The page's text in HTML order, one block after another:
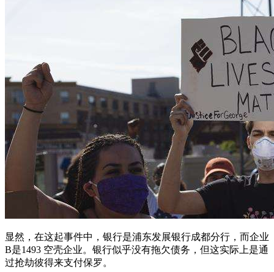
显然，在这起事件中，银行是浦东发展银行成都分行，而企业
B是1493 空壳企业。银行似乎没有拖欠债务，但这实际上是通
过抢劫彼得来支付保罗。